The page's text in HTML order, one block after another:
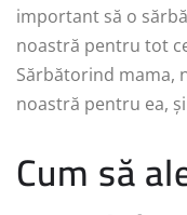
important să o
noastră pentru tot
Sărbătorind mama,
noastră pentru ea,
Cum să